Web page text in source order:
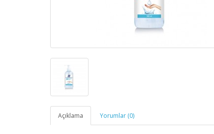
Açıklama Yorumlar (0)